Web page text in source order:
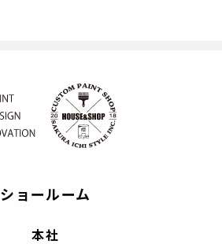
ショールーム
本社